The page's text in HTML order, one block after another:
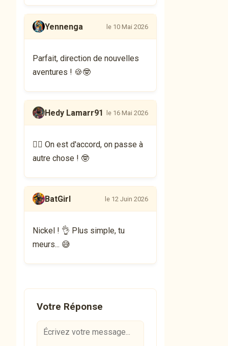
Yennenga le 10 Mai 2026
Parfait, direction de nouvelles
aventures ! 🍪🤓
Hedy Lamarr91 le 16 Mai 2026
👍🏻 On est d'accord, on passe à
autre chose ! 🤓
BatGirl le 12 Juin 2026
Nickel ! 👌 Plus simple, tu
meurs... 😅
Votre Réponse